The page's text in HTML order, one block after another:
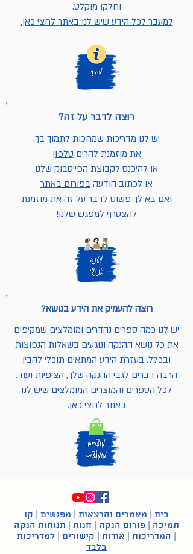
וחלקו מוקלט.
למעבר לכל הידע שיש לנו באתר לחצי כאן.
רוצה לדבר על זה?
יש לנו מדריכות שמחכות לתמוך בך.
את מוזמנת להרים טלפון
או להיכנס לקבוצת הפייסבוק שלנו
או לכתוב הודעה בפורום באתר
ואם בא לך פשוט לדבר על זה את מוזמנת
להצטרף למפגש שלנו!
רוצה להעמיק את הידע בנושא?
יש לנו כמה ספרים נהדרים ומומלצים שמקיפים
את כל נושא ההנקה ונוגעים בשאלות הנפוצות
ובכלל. בעזרת הידע המתאים תוכלי להבין
הרבה דברים לגבי ההנקה שלך, הציפיות ועוד.
לכל הספרים והמוצרים המומלצים שיש לנו
באתר לחצי כאן.
בית מאמרים והרצאות מפגשים
קו
תמיכה
פורום הנקה חנות
תנוחות הנקה
המדריכות אודות קישורים
למדריכות
בלבד